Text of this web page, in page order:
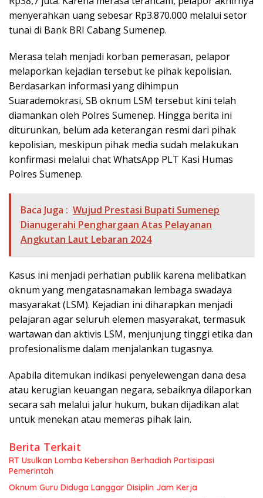
menyerahkan uang sebesar Rp3.870.000 melalui setor
tunai di Bank BRI Cabang Sumenep.
Merasa telah menjadi korban pemerasan, pelapor
melaporkan kejadian tersebut ke pihak kepolisian.
Berdasarkan informasi yang dihimpun
Suarademokrasi, SB oknum LSM tersebut kini telah
diamankan oleh Polres Sumenep. Hingga berita ini
diturunkan, belum ada keterangan resmi dari pihak
kepolisian, meskipun pihak media sudah melakukan
konfirmasi melalui chat WhatsApp PLT Kasi Humas
Polres Sumenep.
Baca Juga : Wujud Prestasi Bupati Sumenep
Dianugerahi Penghargaan Atas Pelayanan
Angkutan Laut Lebaran 2024
Kasus ini menjadi perhatian publik karena melibatkan
oknum yang mengatasnamakan lembaga swadaya
masyarakat (LSM). Kejadian ini diharapkan menjadi
pelajaran agar seluruh elemen masyarakat, termasuk
wartawan dan aktivis LSM, menjunjung tinggi etika dan
profesionalisme dalam menjalankan tugasnya.
Apabila ditemukan indikasi penyelewengan dana desa
atau kerugian keuangan negara, sebaiknya dilaporkan
secara sah melalui jalur hukum, bukan dijadikan alat
untuk menekan atau memeras pihak lain.
Berita Terkait
RT Usulkan Lomba Kebersihan Berhadiah Partisipasi
Pemerintah
Oknum Guru Diduga Langgar Disiplin Jam Kerja